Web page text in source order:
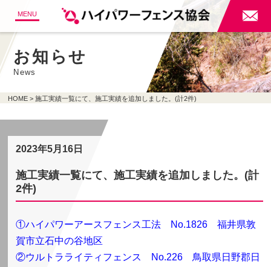
MENU 
お知らせ
News
HOME 施工実績一覧にて、施工実績を追加しました。(計2件)
2023年5月16日
施工実績一覧にて、施工実績を追加しました。(計
2件)
①ハイパワーアースフェンス工法 No.1826 福井県敦
賀市立石中の谷地区
②ウルトラライティフェンス No.226 鳥取県日野郡日